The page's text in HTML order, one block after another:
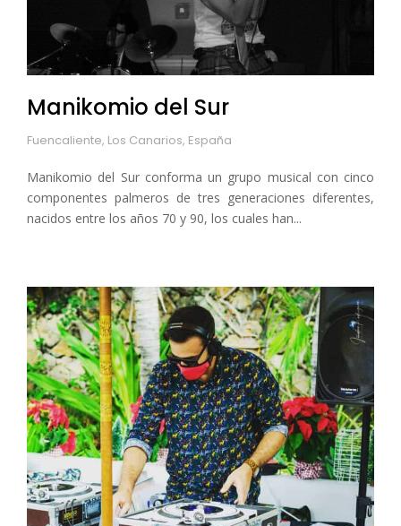
Manikomio del Sur
Fuencaliente, Los Canarios, España
Manikomio del Sur conforma un grupo musical con cinco
componentes palmeros de tres generaciones diferentes,
nacidos entre los años 70 y 90, los cuales han...